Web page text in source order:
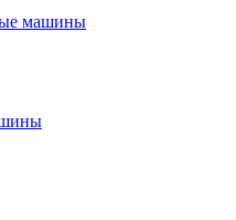
машины